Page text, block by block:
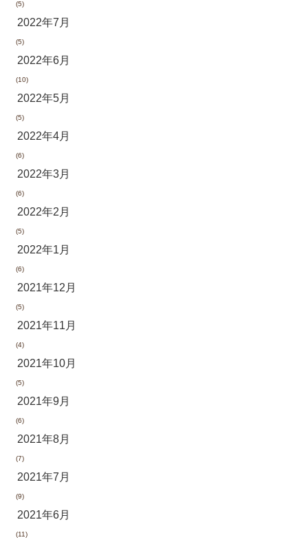
(5)
2022年7月
(5)
2022年6月
(10)
2022年5月
(5)
2022年4月
(6)
2022年3月
(6)
2022年2月
(5)
2022年1月
(6)
2021年12月
(5)
2021年11月
(4)
2021年10月
(5)
2021年9月
(6)
2021年8月
(7)
2021年7月
(9)
2021年6月
(11)